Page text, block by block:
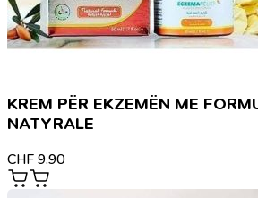
KREM PËR EKZEMËN ME
NATYRALE
CHF 9.90